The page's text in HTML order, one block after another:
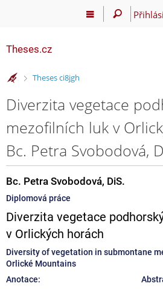
Theses.cz
>
Theses ci8jgh
Diverzita vegetace
mezofilních luk v
Bc. Petra Svobodová,
Bc. Petra Svobodová, DiS.
Diplomová práce
Diverzita vegetace
v Orlických horách
Diversity of vegetation in submontane
Orlické Mountains
Anotace: